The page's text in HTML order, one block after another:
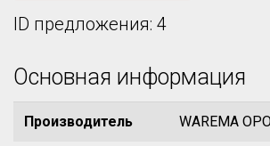
ID предложения: 4
Основная информация
Производитель WAREMA